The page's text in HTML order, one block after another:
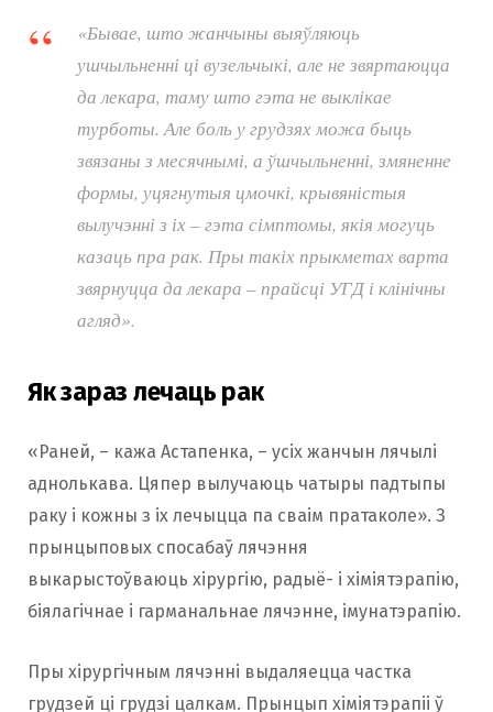
«Бывае, што жанчыны выяўляюць
ушчыльненні ці вузельчыкі, але не звяртаюцца
да лекара, таму што гэта не выклікае
турботы. Але боль у грудзях можа быць
звязаны з месячнымі, а ўшчыльненні, змяненне
формы, уцягнутыя цмочкі, крывяністыя
вылучэнні з іх – гэта сімптомы, якія могуць
казаць пра рак. Пры такіх прыкметах варта
звярнуцца да лекара – прайсці УГД і клінічны
агляд».
Як зараз лечаць рак
«Раней, – кажа Астапенка, – усіх жанчын лячылі
аднолькава. Цяпер вылучаюць чатыры падтыпы
раку і кожны з іх лечыцца па сваім пратаколе». З
прынцыповых спосабаў лячэння
выкарыстоўваюць хірургію, радыё- і хіміятэрапію,
біялагічнае і гарманальнае лячэнне, імунатэрапію.
Пры хірургічным лячэнні выдаляецца частка
грудзей ці грудзі цалкам. Прынцып хіміятэрапіі ў